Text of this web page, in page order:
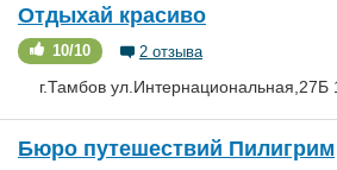
тур и оля-ля,едем отдыдать!после
позвонили где-то через недельку и
пожелания=замечания,все подробно
самым оставили очень приятное
я доволен и думаю что как только
рвануть в отпуск,буду знать куда
Отдыхай красиво
10/10 2 отзыва
г.Тамбов ул.Интернациональная,27Б
Бюро путешествий Пилигрим